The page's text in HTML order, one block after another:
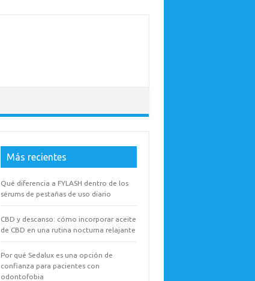
Más recientes
Qué diferencia a FYLASH dentro de los
sérums de pestañas de uso diario
CBD y descanso: cómo incorporar aceite
de CBD en una rutina nocturna relajante
Por qué Sedalux es una opción de
confianza para pacientes con
odontofobia